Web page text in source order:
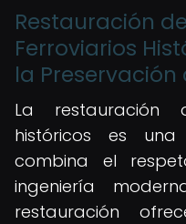
Restauración
Ferroviarios
la
La restauración
históricos es
combina el
ingeniería
restauración